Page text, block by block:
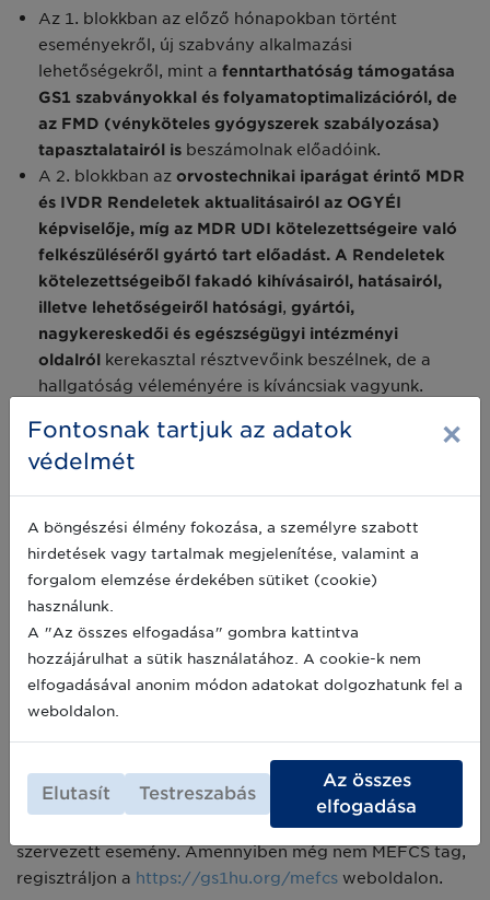
Az 1. blokkban az előző hónapokban történt
eseményekről, új szabvány alkalmazási
lehetőségekről, mint afenntarthatóság támogatása
GS1 szabványokkal és folyamatoptimalizációról, de
az FMD (vényköteles gyógyszerek szabályozása)
tapasztalatairól is beszámolnak előadóink.
A 2. blokkban az orvostechnikai iparágat érintő MDR
és IVDR Rendeletek aktualitásairól az OGYÉI
képviselője, míg az MDR UDI kötelezettségeire való
felkészüléséről gyártó tart előadást. A Rendeletek
kötelezettségeiből fakadó kihívásairól, hatásairól,
illetve lehetőségeiről hatósági,gyártói,
nagykereskedői és egészségügyi intézményi
oldalról kerekasztal résztvevőink beszélnek, de a
hallgatóság véleményére is kíváncsiak vagyunk.
történő fejlesztésekről (ÁTR), illetve a betegellátási
intézményekben alkalmazható további
RÉSZLETES PROGRAM
A
Magyar GS1 Egészségügyi Felhasználói
Csoport céljairól, működéséről,
munkacsoportjairól
az alábbi linket található
részletes információ:
csoport
Az esemény a regisztrált MEFCS tagok számára
szervezett esemény. Amennyiben még nem MEFCS tag,
regisztráljon a https://gs1hu.org/mefcs weboldalon.
Fontosnak tartjuk az adatok
védelmét
×
A böngészési élmény fokozása, a személyre szabott
hirdetések vagy tartalmak megjelenítése, valamint a
forgalom elemzése érdekében sütiket (cookie)
használunk.
A "Az összes elfogadása" gombra kattintva
hozzájárulhat a sütik használatához. A cookie-k nem
elfogadásával anonim módon adatokat dolgozhatunk fel a
weboldalon.
Elutasít Testreszabás
Az összes
elfogadása